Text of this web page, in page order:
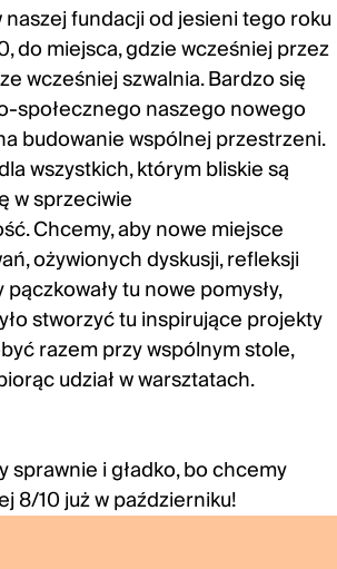
fundacji od jesieni tego roku
do miejsca, gdzie wcześniej przez
wcześniej szwalnia. Bardzo się
społecznego naszego nowego
budowanie wspólnej przestrzeni.
wszystkich, którym bliskie są
w sprzeciwie
Chcemy, aby nowe miejsce
ożywionych dyskusji, refleksji
tu nowe pomysły,
stworzyć tu inspirujące projekty
razem przy wspólnym stole,
udział w warsztatach.
sprawnie i gładko, bo chcemy
8/10 już w październiku!